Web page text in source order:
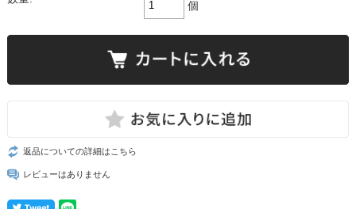
個
返品についての詳細はこちら
レビューはありません